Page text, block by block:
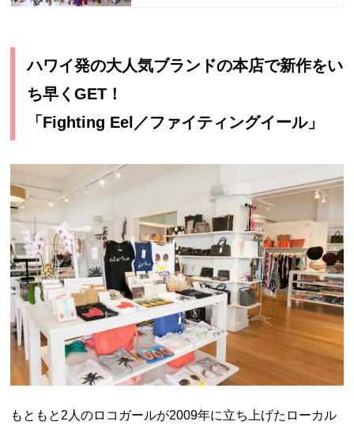
ハワイ発の大人気ブランドの本店で新作をい
ち早くGET！
「Fighting Eel／ファイティングイール」
もともと2人のロコガールが2009年に立ち上げたローカル